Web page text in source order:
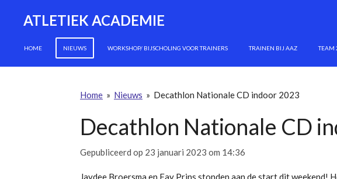
direct
ATLETIEK ACADEMIE
HOME NIEUWS WORKSHOP/ BIJSCHOLING VOOR TRAINERS TRAINEN BIJ AAZ TEAM
Home » Nieuws » Decathlon Nationale CD indoor 2023
Decathlon Nationale CD
Gepubliceerd op 23 januari 2023 om 14:36
Jaydee Broersma en Fay Prins stonden aan de start dit weekend!